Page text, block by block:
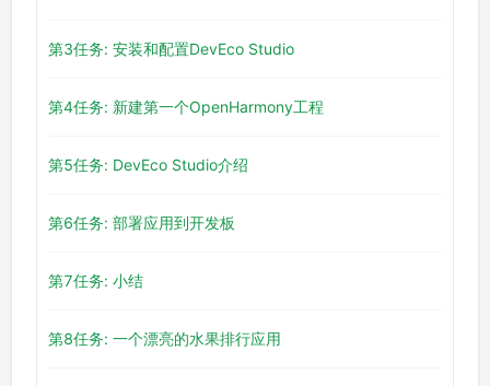
第3任务: 安装和配置DevEco Studio
第4任务: 新建第一个OpenHarmony工程
第5任务: DevEco Studio介绍
第6任务: 部署应用到开发板
第7任务: 小结
第8任务: 一个漂亮的水果排行应用